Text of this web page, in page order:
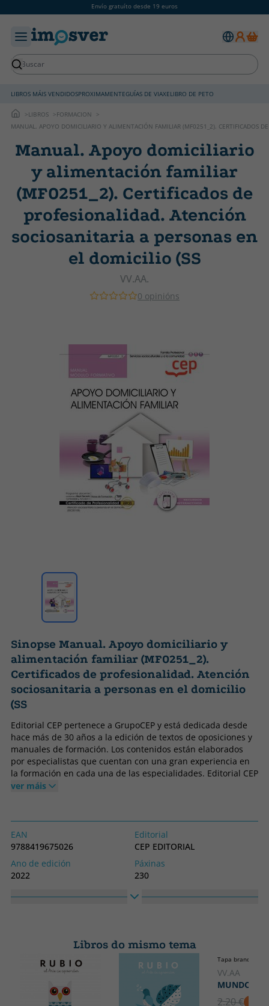
Envío gratuíto desde 19 euros
LIBROS MÁIS VENDIDOSPROXIMAMENTEGUÍAS DE VIAXELIBRO DE PETO
LIBROS
FORMACION
MANUAL. APOYO DOMICILIARIO Y ALIMENTACIÓN FAMILIAR (MF0251_2). CERTIFICADOS
Manual. Apoyo domiciliario
y alimentación familiar
(MF0251_2). Certificados de
profesionalidad. Atención
sociosanitaria a personas en
el domicilio (SS
VV.AA.
0 opinións
Sinopse Manual. Apoyo domiciliario y
alimentación familiar (MF0251_2).
Certificados de profesionalidad. Atención
sociosanitaria a personas en el domicilio
(SS
Editorial CEP pertenece a GrupoCEP y está dedicada desde
hace más de 30 años a la edición de textos de oposiciones y
manuales de formación. Los contenidos están elaborados
por especialistas que cuentan con una gran experiencia en
la formación en cada una de las especialidades. Editorial CEP
ha vendido a lo largo de su historia más de dos millone
ver máis
EAN
9788419675026
Editorial
CEP EDITORIAL
Ano de edición
2022
Páxinas
230
Idioma
Libros do mismo tema
Tapa branda ou
VV.AA
MUNDO
2.20 €